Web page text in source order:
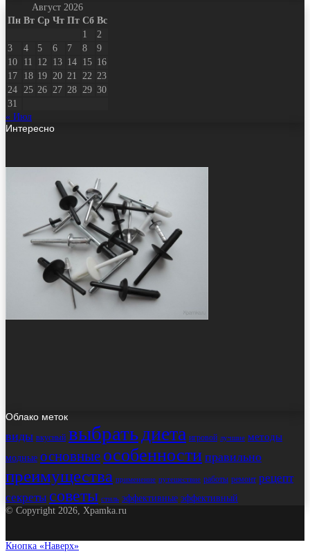
Август 2026
Пн Вт Ср Чт Пт Сб Вс
1
2
3
4 5 6 7 8
9
10
11 12 13 14 15 16
17
18 19 20 21 22 23
24
25 26 27 28 29 30
31
« Июл
Интересно
Облако меток
виды вкусный выбратьдиета игровой лучшие методы
модные основные особенности правильно
преимущества применение путешествие работы ремонт рецепт
секреты советы стиль эффективные эффективный
© Copyright 2026, Xpamka.ru
Кнопка «Наверх»